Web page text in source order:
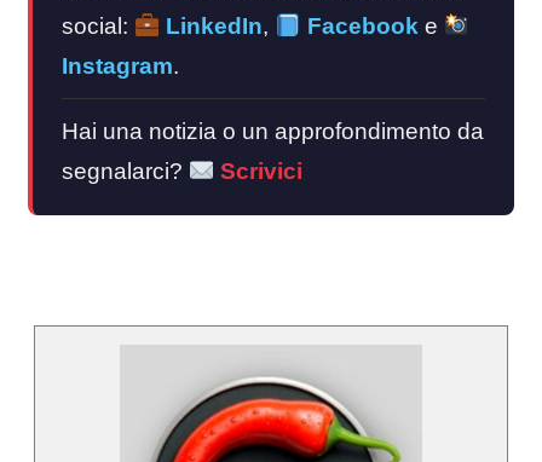
social:
LinkedIn, Facebook e
Instagram.
Hai una notizia o un approfondimento da
segnalarci?
Scrivici